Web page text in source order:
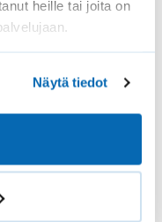
heille tai joita on
Näytä tiedot